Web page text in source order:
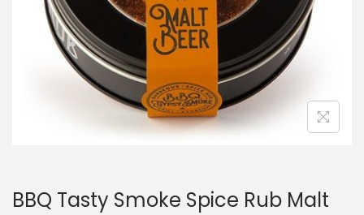
BBQ Tasty Smoke Spice Rub Malt